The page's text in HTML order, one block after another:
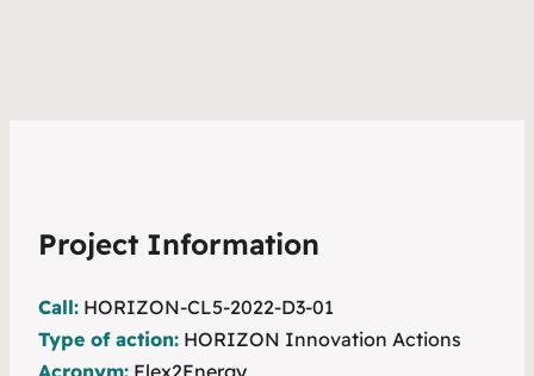
Project Information
Call: HORIZON-CL5-2022-D3-01
Type of action: HORIZON Innovation Actions
Acronym: Flex2Energy